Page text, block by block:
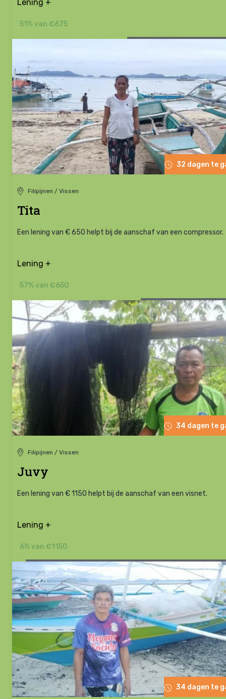
Lening +
51% van €675
32 dagen te
Filipijnen / Vissen
Tita
Een lening van € 650 helpt bij de aanschaf van een compressor.
Lening +
57% van €650
34 dagen te
Filipijnen / Vissen
Juvy
Een lening van € 1150 helpt bij de aanschaf van een visnet.
Lening +
6% van €1150
34 dagen te